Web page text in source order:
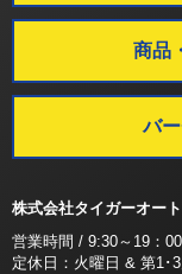
商品
バ
株式会社タイガーオート
営業時間 / 9:30～19：00
定休日：火曜日 & 第1･3